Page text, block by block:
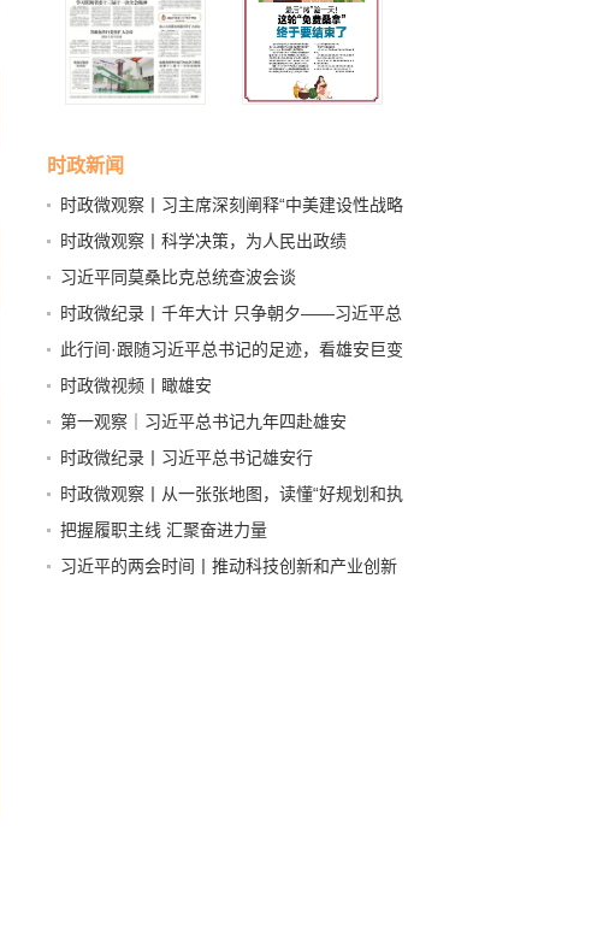
时政新闻
时政微观察丨习主席深刻阐释“中美建设性战略
稳定关系”的核心要义
时政微观察丨科学决策，为人民出政绩
习近平同莫桑比克总统查波会谈
时政微纪录丨千年大计 只争朝夕——习近平总
书记赴河北雄安新区考察纪实
此行间·跟随习近平总书记的足迹，看雄安巨变
时政微视频丨瞰雄安
第一观察｜习近平总书记九年四赴雄安
时政微纪录丨习近平总书记雄安行
时政微观察丨从一张张地图，读懂“好规划和执
行力”
把握履职主线 汇聚奋进力量
习近平的两会时间丨推动科技创新和产业创新